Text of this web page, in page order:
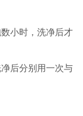
小时，洗净后才
后分别用一次与